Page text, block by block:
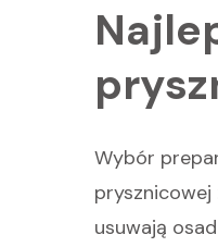
Wybór
usuwają